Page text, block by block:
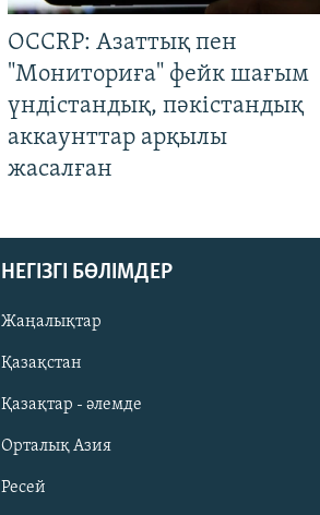
OCCRP: Азаттық пен
"Мониториға" фейк шағым
үндістандық, пәкістандық
аккаунттар арқылы
жасалған
НЕГІЗГІ БӨЛІМДЕР
Жаңалықтар
Қазақстан
Қазақтар - әлемде
Орталық Азия
Ресей